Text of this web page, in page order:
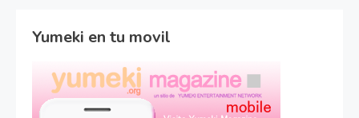
Yumeki en tu movil